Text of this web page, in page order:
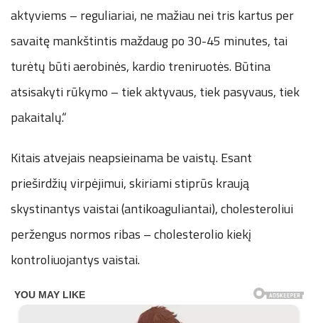
aktyviems – reguliariai, ne mažiau nei tris kartus per
savaitę mankštintis maždaug po 30-45 minutes, tai
turėtų būti aerobinės, kardio treniruotės. Būtina
atsisakyti rūkymo – tiek aktyvaus, tiek pasyvaus, tiek
pakaitalų.“
Kitais atvejais neapsieinama be vaistų. Esant
prieširdžių virpėjimui, skiriami stiprūs kraują
skystinantys vaistai (antikoaguliantai), cholesteroliui
peržengus normos ribas – cholesterolio kiekį
kontroliuojantys vaistai.